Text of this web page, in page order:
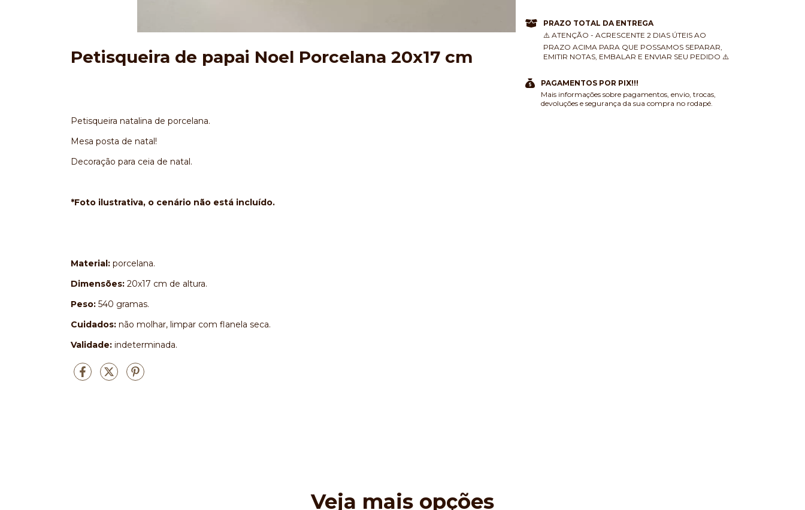
Petisqueira de papai Noel Porcelana 20x17 cm
Petisqueira natalina de porcelana.
Mesa posta de natal!
Decoração para ceia de natal.
*Foto ilustrativa, o cenário não está incluído.
Material: porcelana.
Dimensões: 20x17 cm de altura.
Peso: 540 gramas.
Cuidados: não molhar, limpar com flanela seca.
Validade: indeterminada.
PRAZO TOTAL DA ENTREGA
⚠️ ATENÇÃO - ACRESCENTE 2 DIAS ÚTEIS AO
PRAZO ACIMA PARA QUE POSSAMOS SEPARAR,
EMITIR NOTAS, EMBALAR E ENVIAR SEU PEDIDO ⚠️
PAGAMENTOS POR PIX!!!
Mais informações sobre pagamentos, envio, trocas,
devoluções e segurança da sua compra no rodapé.
Veja mais opções